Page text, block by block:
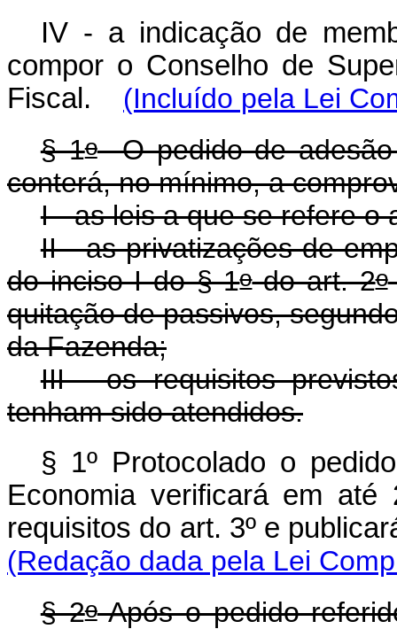
IV - a indicação de
compor o Conselho de
Fiscal. (Incluído pela Lei
§ 1oO pedido de adesão
conterá, no mínimo, a
I - as leis a que se refere o
II - as privatizações de
do inciso I do § 1odo art. 2o
quitação de passivos,
da Fazenda;
III - os requisitos
tenham sido atendidos.
§ 1º Protocolado o
Economia verificará em
requisitos do art. 3º e
(Redação dada pela Lei
§ 2oApós o pedido